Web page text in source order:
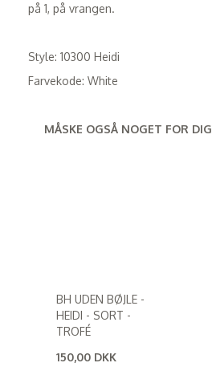
på 1, på vrangen.
Style: 10300 Heidi
Farvekode: White
MÅSKE OGSÅ NOGET FOR DIG
BH UDEN BØJLE -
HEIDI - SORT -
TROFÉ
150,00 DKK